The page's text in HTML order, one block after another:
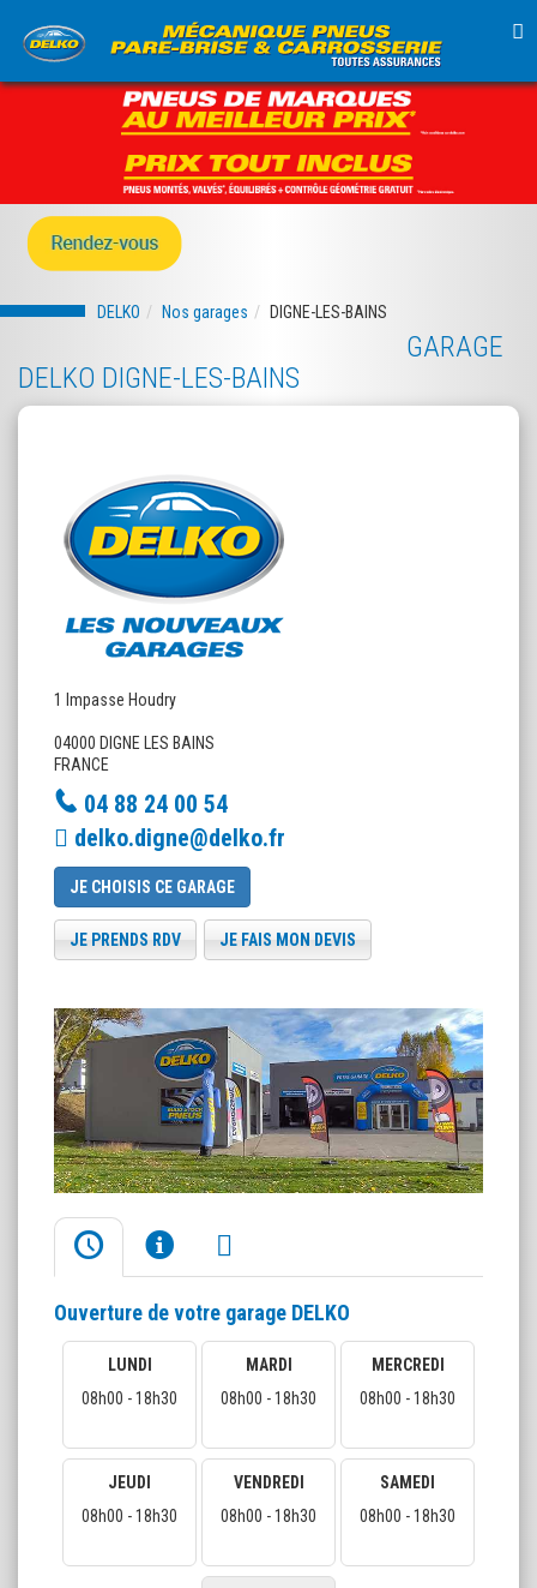
DELKO Nos garages DIGNE-LES-BAINS
GARAGE
DELKO DIGNE-LES-BAINS
1 Impasse Houdry
04000 DIGNE LES BAINS
FRANCE
04 88 24 00 54
delko.digne@delko.fr
JE CHOISIS CE GARAGE
JE PRENDS RDV JE FAIS MON DEVIS
Ouverture de votre garage DELKO
LUNDI
08h00 - 18h30
MARDI
08h00 - 18h30
MERCREDI
08h00 - 18h30
JEUDI
08h00 - 18h30
VENDREDI
08h00 - 18h30
SAMEDI
08h00 - 18h30